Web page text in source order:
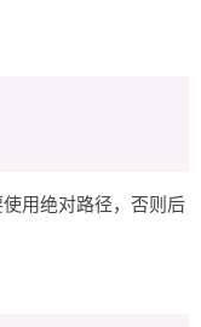
用绝对路径，否则后